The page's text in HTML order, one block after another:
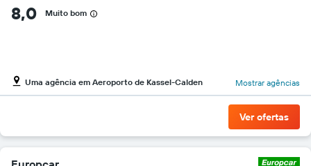
8,0 Muito bom
Uma agência em Aeroporto de Kassel-Calden Mostrar agências
Ver ofertas